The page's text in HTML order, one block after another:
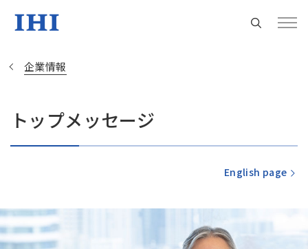
Location
地域統括拠点ウェブサイト
企業情報
トップメッセージ
English page